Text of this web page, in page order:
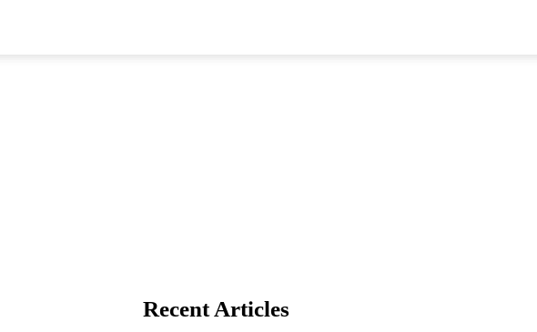
Recent Articles